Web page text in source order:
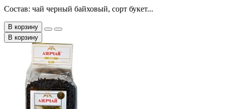
Состав: чай черный байховый, сорт букет...
В корзину
В корзину